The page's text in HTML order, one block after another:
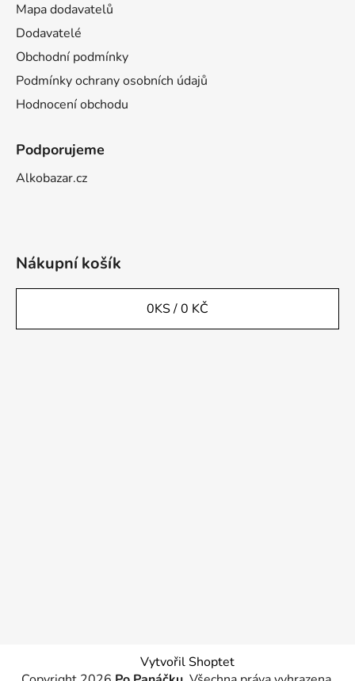
Mapa dodavatelů
Dodavatelé
Obchodní podmínky
Podmínky ochrany osobních údajů
Hodnocení obchodu
Podporujeme
Alkobazar.cz
Nákupní košík
0KS /0 KČ
Vytvořil Shoptet